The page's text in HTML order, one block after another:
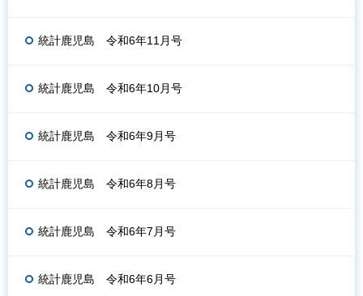
統計鹿児島 令和6年11月号
統計鹿児島 令和6年10月号
統計鹿児島 令和6年9月号
統計鹿児島 令和6年8月号
統計鹿児島 令和6年7月号
統計鹿児島 令和6年6月号